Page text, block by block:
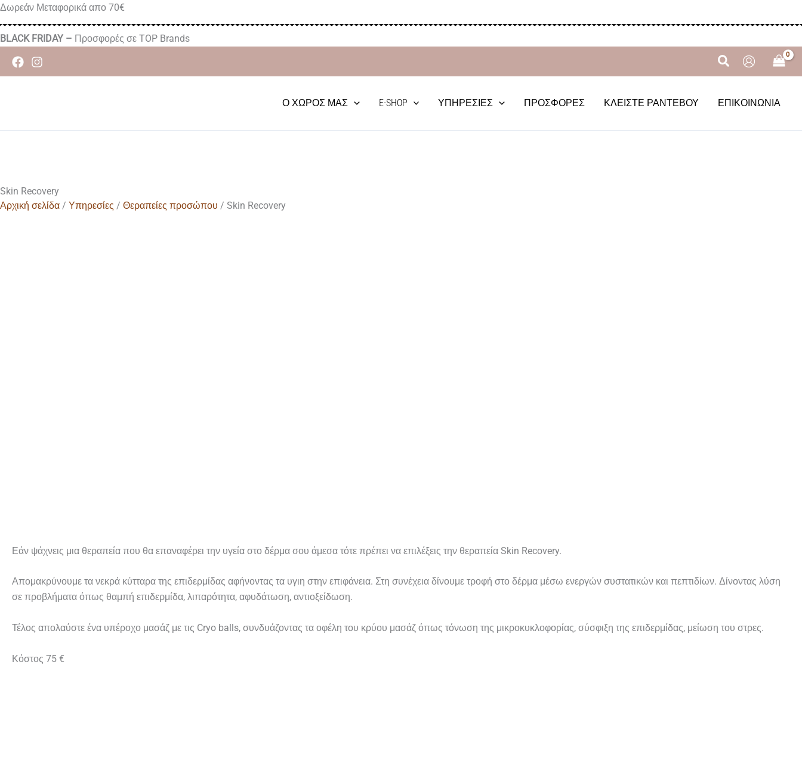
Μετάβαση
στο
περιεχόμενο
Δωρεάν Μεταφορικά απο 70€
BLACK FRIDAY – Προσφορές σε TOP Brands
Αναζήτηση
Ο ΧΏΡΟΣ ΜΑΣ E-SHOP ΥΠΗΡΕΣΊΕΣ ΠΡΟΣΦΟΡΈΣ ΚΛΕΊΣΤΕ ΡΑΝΤΕΒΟΎ ΕΠΙΚΟΙΝΩΝΊΑ
Skin Recovery
Αρχική σελίδα / Υπηρεσίες / Θεραπείες προσώπου / Skin Recovery
Εάν ψάχνεις μια θεραπεία που θα επαναφέρει την υγεία στο δέρμα σου άμεσα τότε πρέπει να επιλέξεις την θεραπεία Skin Recovery.
Απομακρύνουμε τα νεκρά κύτταρα της επιδερμίδας αφήνοντας τα υγιη στην επιφάνεια. Στη συνέχεια δίνουμε τροφή στο δέρμα μέσω ενεργών συστατικών και πεπτιδίων. Δίνοντας λύση
σε προβλήματα όπως θαμπή επιδερμίδα, λιπαρότητα, αφυδάτωση, αντιοξείδωση.
Τέλος απολαύστε ένα υπέροχο μασάζ με τις Cryo balls, συνδυάζοντας τα οφέλη του κρύου μασάζ όπως τόνωση της μικροκυκλοφορίας, σύσφιξη της επιδερμίδας, μείωση του στρες.
Κόστος 75 €